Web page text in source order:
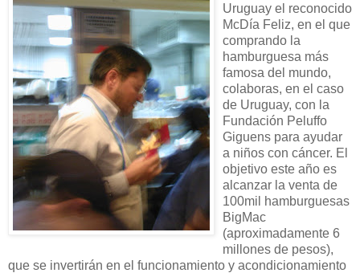
Uruguay el reconocido
McDía Feliz, en el que
comprando la
hamburguesa más
famosa del mundo,
colaboras, en el caso
de Uruguay, con la
Fundación Peluffo
Giguens para ayudar
a niños con cáncer. El
objetivo este año es
alcanzar la venta de
100mil hamburguesas
BigMac
(aproximadamente 6
millones de pesos),
que se invertirán en el funcionamiento y acondicionamiento